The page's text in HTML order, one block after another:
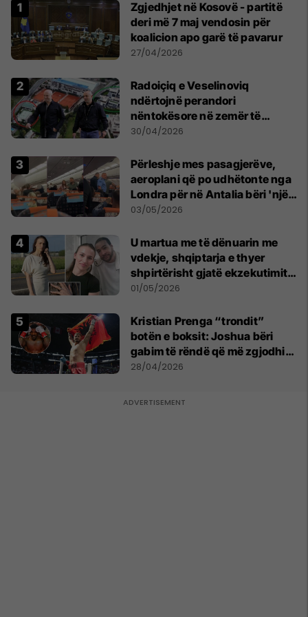
Zgjedhjet në Kosovë - partitë
deri më 7 maj vendosin për
koalicion apo garë të pavarur
27/04/2026
Radoiçiq e Veselinoviq
ndërtojnë perandori
nëntokësore në zemër të
Beogradit, nën vilat e tyre
30/04/2026
Përleshje mes pasagjerëve,
aeroplani që po udhëtonte nga
Londra për në Antalia bëri 'një
ulje emergjente' në Prishtinë
03/05/2026
U martua me të dënuarin me
vdekje, shqiptarja e thyer
shpirtërisht gjatë ekzekutimit
të Broadnax
01/05/2026
Kristian Prenga “trondit”
botën e boksit: Joshua bëri
gabim të rëndë që më zgjodhi
mua si kundërshtar
28/04/2026